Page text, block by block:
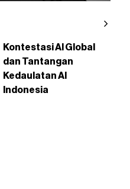
Kontestasi AI Global
dan Tantangan
Kedaulatan AI
Indonesia